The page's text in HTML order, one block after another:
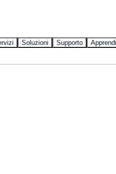
Soluzioni Supporto